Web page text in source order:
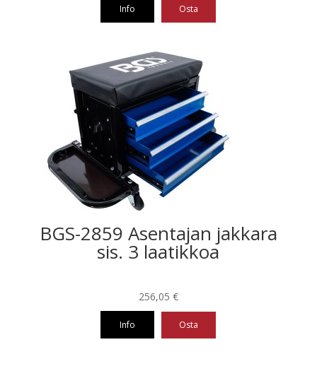
226,40 €.
114,83 €.
Info Osta
BGS-2859 Asentajan jakkara
sis. 3 laatikkoa
256,05 €
Info Osta